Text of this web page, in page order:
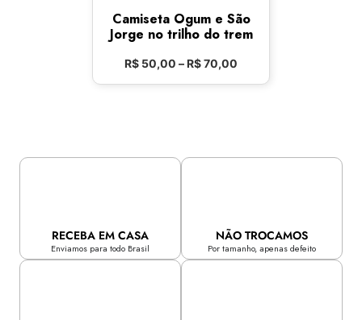
Camiseta Ogum e São
Jorge no trilho do trem
R$ 50,00 –R$70,00
RECEBA EM CASA
Enviamos para todo Brasil
NÃO TROCAMOS
Por tamanho, apenas defeito